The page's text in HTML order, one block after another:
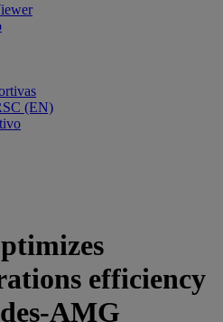
(EN)
efficiency
AMG